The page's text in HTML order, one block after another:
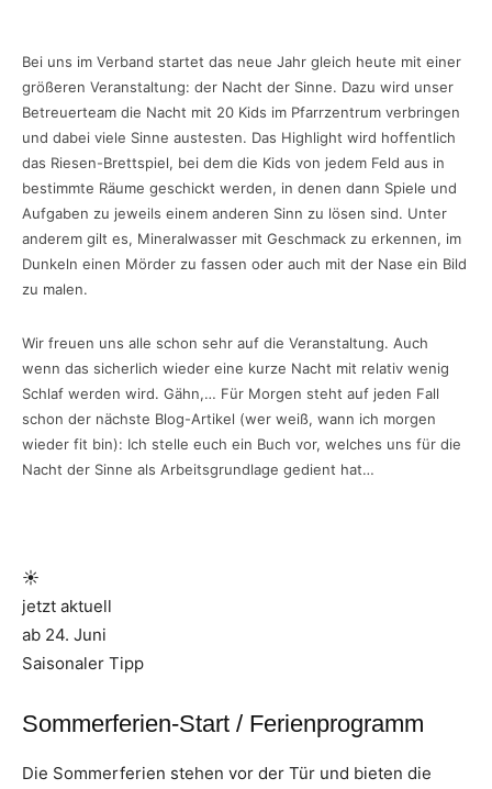
Bei uns im Verband startet das neue Jahr gleich heute mit einer
größeren Veranstaltung: der Nacht der Sinne. Dazu wird unser
Betreuerteam die Nacht mit 20 Kids im Pfarrzentrum verbringen
und dabei viele Sinne austesten. Das Highlight wird hoffentlich
das Riesen-Brettspiel, bei dem die Kids von jedem Feld aus in
bestimmte Räume geschickt werden, in denen dann Spiele und
Aufgaben zu jeweils einem anderen Sinn zu lösen sind. Unter
anderem gilt es, Mineralwasser mit Geschmack zu erkennen, im
Dunkeln einen Mörder zu fassen oder auch mit der Nase ein Bild
zu malen.
Wir freuen uns alle schon sehr auf die Veranstaltung. Auch
wenn das sicherlich wieder eine kurze Nacht mit relativ wenig
Schlaf werden wird. Gähn,… Für Morgen steht auf jeden Fall
schon der nächste Blog-Artikel (wer weiß, wann ich morgen
wieder fit bin): Ich stelle euch ein Buch vor, welches uns für die
Nacht der Sinne als Arbeitsgrundlage gedient hat…
☀️
jetzt aktuell
ab 24. Juni
Saisonaler Tipp
Sommerferien-Start / Ferienprogramm
Die Sommerferien stehen vor der Tür und bieten die